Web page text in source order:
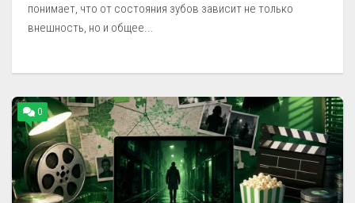
понимает, что от состояния зубов зависит не только
внешность, но и общее...
0